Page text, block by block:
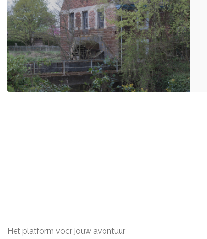
Het platform voor jouw avontuur